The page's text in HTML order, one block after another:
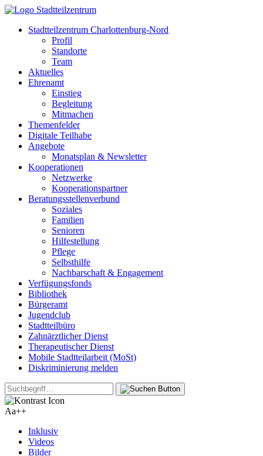
Stadtteilzentrum Charlottenburg-Nord
Profil
Standorte
Team
Aktuelles
Ehrenamt
Einstieg
Begleitung
Mitmachen
Themenfelder
Digitale Teilhabe
Angebote
Monatsplan & Newsletter
Kooperationen
Netzwerke
Kooperationspartner
Beratungsstellenverbund
Soziales
Familien
Senioren
Hilfestellung
Pflege
Selbsthilfe
Nachbarschaft & Engagement
Verfügungsfonds
Bibliothek
Bürgeramt
Jugendclub
Stadtteilbüro
Zahnärztlicher Dienst
Therapeutischer Dienst
Mobile Stadtteilarbeit (MoSt)
Diskriminierung melden
Aa++
Inklusiv
Videos
Bilder